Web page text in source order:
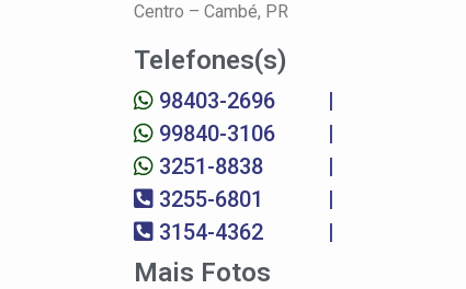
Centro – Cambé, PR
Telefones(s)
98403-2696
99840-3106
3251-8838
3255-6801
3154-4362
|
|
|
|
|
Mais Fotos